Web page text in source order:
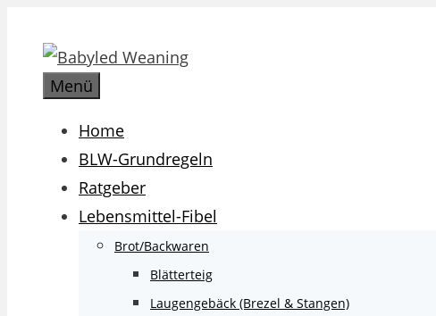
Inhalt
springenMenü
Home
BLW-Grundregeln
Ratgeber
Lebensmittel-Fibel
Brot/Backwaren
Blätterteig
Laugengebäck (Brezel & Stangen)